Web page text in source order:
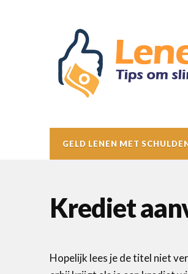
GELD LENEN MET
Krediet
Hopelijk lees je de titel niet